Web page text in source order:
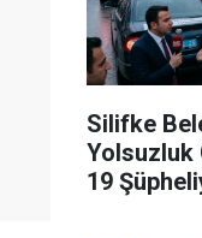
Silifke
Yolsuzluk
19